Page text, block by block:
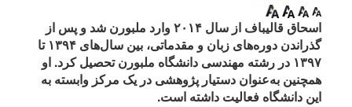
اسحاق قالیباف از سال ۲۰۱۴ وارد ملبورن شد و پس از
گذراندن دوره‌های زبان و مقدماتی، بین سال‌های ۱۳۹۴ تا
۱۳۹۷ در رشته مهندسی دانشگاه ملبورن تحصیل کرد. او
همچنین به‌عنوان دستیار پژوهشی در یک مرکز وابسته به
این دانشگاه فعالیت داشته است.